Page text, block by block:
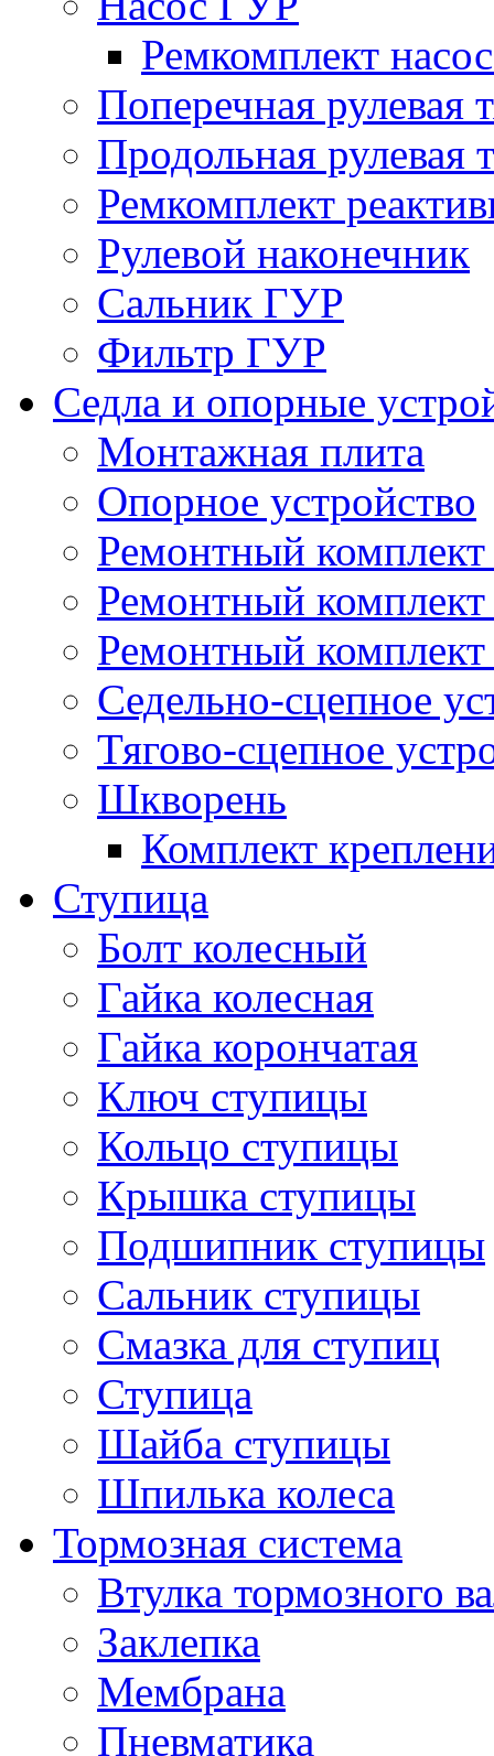
Ремкомплект
Поперечная рулевая
Продольная рулевая
Ремкомплект
Рулевой наконечник
Сальник ГУР
Фильтр ГУР
Седла и опорные
Монтажная плита
Опорное устройство
Ремонтный комплект
Ремонтный
Ремонтный комплект
Седельно-сцепное
Тягово-сцепное
Шкворень
Комплект
Ступица
Болт колесный
Гайка колесная
Гайка корончатая
Ключ ступицы
Кольцо ступицы
Крышка ступицы
Подшипник ступицы
Сальник ступицы
Смазка для ступиц
Ступица
Шайба ступицы
Шпилька колеса
Тормозная система
Втулка тормозного
Заклепка
Мембрана
Пневматика